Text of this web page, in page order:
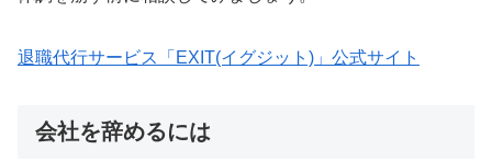
退職代行サービス「EXIT(イグジット)」公式サイト
会社を辞めるには